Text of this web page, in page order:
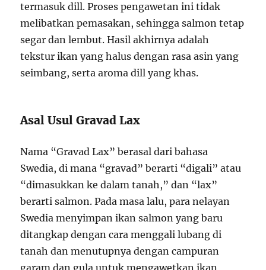
termasuk dill. Proses pengawetan ini tidak
melibatkan pemasakan, sehingga salmon tetap
segar dan lembut. Hasil akhirnya adalah
tekstur ikan yang halus dengan rasa asin yang
seimbang, serta aroma dill yang khas.
Asal Usul Gravad Lax
Nama “Gravad Lax” berasal dari bahasa
Swedia, di mana “gravad” berarti “digali” atau
“dimasukkan ke dalam tanah,” dan “lax”
berarti salmon. Pada masa lalu, para nelayan
Swedia menyimpan ikan salmon yang baru
ditangkap dengan cara menggali lubang di
tanah dan menutupnya dengan campuran